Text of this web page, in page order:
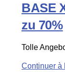
BASE
zu 70%
Tolle
Continuer à